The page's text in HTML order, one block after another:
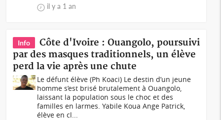
il y a 1 an
Info
Côte d'Ivoire : Ouangolo, poursuivi
par des masques traditionnels, un élève
perd la vie après une chute
Le défunt élève (Ph Koaci) Le destin d’un jeune
homme s’est brisé brutalement à Ouangolo,
laissant la population sous le choc et des
familles en larmes. Yabile Koua Ange Patrick,
élève en cl...